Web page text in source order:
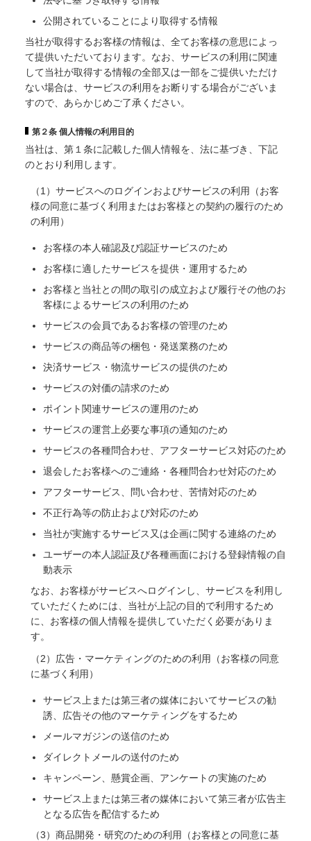
公開されていることにより取得する情報
当社が取得するお客様の情報は、全てお客様の意思によっ
て提供いただいております。なお、サービスの利用に関連
して当社が取得する情報の全部又は一部をご提供いただけ
ない場合は、サービスの利用をお断りする場合がございま
すので、あらかじめご了承ください。
第２条 個人情報の利用目的
当社は、第１条に記載した個人情報を、法に基づき、下記
のとおり利用します。
（1）サービスへのログインおよびサービスの利用（お客
様の同意に基づく利用またはお客様との契約の履行のため
の利用）
お客様の本人確認及び認証サービスのため
お客様に適したサービスを提供・運用するため
お客様と当社との間の取引の成立および履行その他のお
客様によるサービスの利用のため
サービスの会員であるお客様の管理のため
サービスの商品等の梱包・発送業務のため
決済サービス・物流サービスの提供のため
サービスの対価の請求のため
ポイント関連サービスの運用のため
サービスの運営上必要な事項の通知のため
サービスの各種問合わせ、アフターサービス対応のため
退会したお客様へのご連絡・各種問合わせ対応のため
アフターサービス、問い合わせ、苦情対応のため
不正行為等の防止および対応のため
当社が実施するサービス又は企画に関する連絡のため
ユーザーの本人認証及び各種画面における登録情報の自
動表示
なお、お客様がサービスへログインし、サービスを利用し
ていただくためには、当社が上記の目的で利用するため
に、お客様の個人情報を提供していただく必要がありま
す。
（2）広告・マーケティングのための利用（お客様の同意
に基づく利用）
サービス上または第三者の媒体においてサービスの勧
誘、広告その他のマーケティングをするため
メールマガジンの送信のため
ダイレクトメールの送付のため
キャンペーン、懸賞企画、アンケートの実施のため
サービス上または第三者の媒体において第三者が広告主
となる広告を配信するため
（3）商品開発・研究のための利用（お客様との同意に基